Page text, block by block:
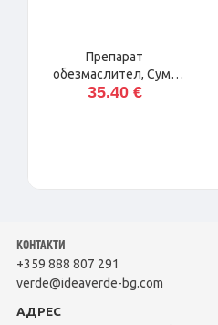
Препарат
обезмаслител, Сума
Грил 5 л.
35.40 €
КОНТАКТИ
+359 888 807 291
verde@ideaverde-bg.com
АДРЕС